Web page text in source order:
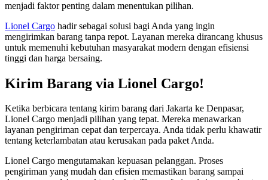
menjadi faktor penting dalam menentukan pilihan.
Lionel Cargo hadir sebagai solusi bagi Anda yang ingin
mengirimkan barang tanpa repot. Layanan mereka dirancang khusus
untuk memenuhi kebutuhan masyarakat modern dengan efisiensi
tinggi dan harga bersaing.
Kirim Barang via Lionel Cargo!
Ketika berbicara tentang kirim barang dari Jakarta ke Denpasar,
Lionel Cargo menjadi pilihan yang tepat. Mereka menawarkan
layanan pengiriman cepat dan terpercaya. Anda tidak perlu khawatir
tentang keterlambatan atau kerusakan pada paket Anda.
Lionel Cargo mengutamakan kepuasan pelanggan. Proses
pengiriman yang mudah dan efisien memastikan barang sampai